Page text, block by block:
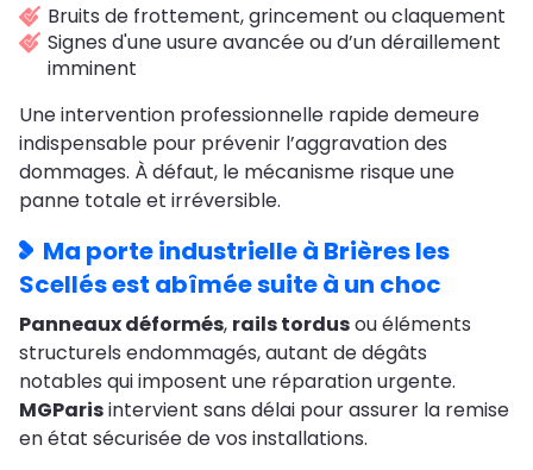
Bruits de frottement, grincement ou claquement
Signes d'une usure avancée ou d’un déraillement
imminent
Une intervention professionnelle rapide demeure
indispensable pour prévenir l’aggravation des
dommages. À défaut, le mécanisme risque une
panne totale et irréversible.
Ma porte industrielle à Brières les
Scellés est abîmée suite à un choc
Panneaux déformés, rails tordusou éléments
structurels endommagés, autant de dégâts
notables qui imposent une réparation urgente.
MGParisintervient sans délai pour assurer la remise
en état sécurisée de vos installations.